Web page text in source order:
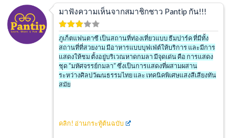
มาฟังความเห็นจากสมาชิกชาว Pantip กัน!!!
ภูเก็ตแฟนตาซี เป็นสถานที่ท่องเที่ยวแบบ ธีมปาร์ค ที่มีทั้ง
สถานที่ที่สวยงาม มีอาหารแบบบุฟเฟ่ต์ให้บริการ และมีการ
แสดงให้ชม ตั้งอยู่บริเวณหาดกมลา มีจุดเด่น คือ การแสดง
ชุด “มหัศจรรย์กมลา” ซึ่งเป็นการแสดงที่ผสามผสาน
ระหว่างศิลปวัฒนธรรมไทย และ เทคนิคพิเศษแสงสีเสียงทัน
สมัย
คลิก! อ่านกระทู้ต้นฉบับ